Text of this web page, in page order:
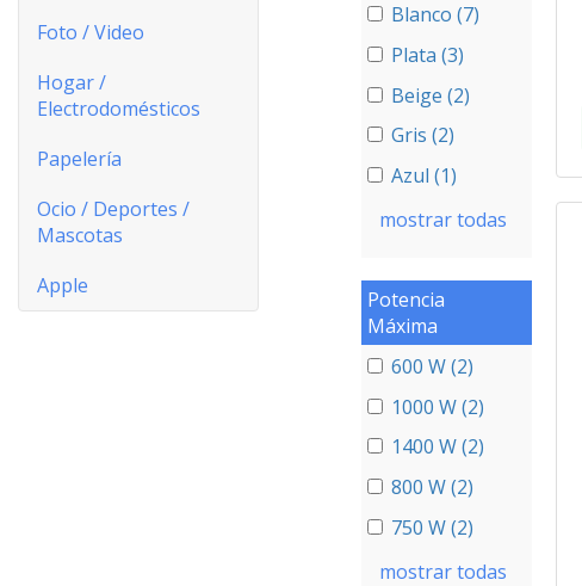
Foto / Video
Hogar /
Electrodomésticos
Papelería
Ocio / Deportes /
Mascotas
Apple
Blanco (7)
Plata (3)
Beige (2)
Gris (2)
Azul (1)
mostrar todas
Potencia
Máxima
600 W (2)
1000 W (2)
1400 W (2)
800 W (2)
750 W (2)
mostrar todas